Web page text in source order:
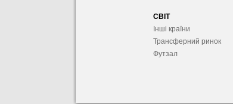
СВІТ
Інші країни
Трансферний ринок
Футзал